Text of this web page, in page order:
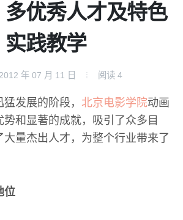
优秀人才及特色
实践教学
2012 年 07 月 11 日 阅读 4
发展的阶段， 北京电影学院动画
和显著的成就，吸引了众多目
大量杰出人才，为整个行业带来了
位